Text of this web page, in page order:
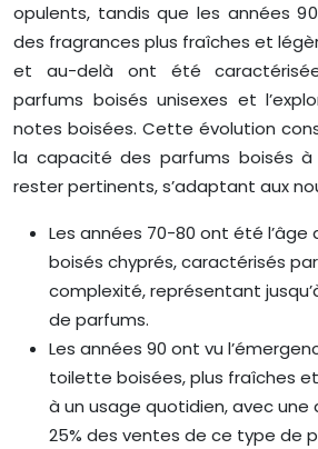
opulents, tandis que les années
des fragrances plus fraîches et
et au-delà ont été
parfums boisés unisexes et
notes boisées. Cette évolution
la capacité des parfums boisés
rester pertinents, s’adaptant aux
Les années 70-80 ont été l’âge
boisés chyprés, caractérisés
complexité, représentant
de parfums.
Les années 90 ont vu
toilette boisées, plus fraîches
à un usage quotidien, avec
25% des ventes de ce type de